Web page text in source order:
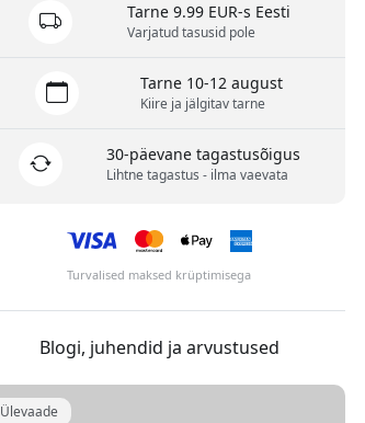
Tarne 9.99 EUR-s Eesti
Varjatud tasusid pole
Tarne 10-12 august
Kiire ja jälgitav tarne
30-päevane tagastusõigus
Lihtne tagastus - ilma vaevata
Turvalised maksed krüptimisega
Blogi, juhendid ja arvustused
Ülevaade